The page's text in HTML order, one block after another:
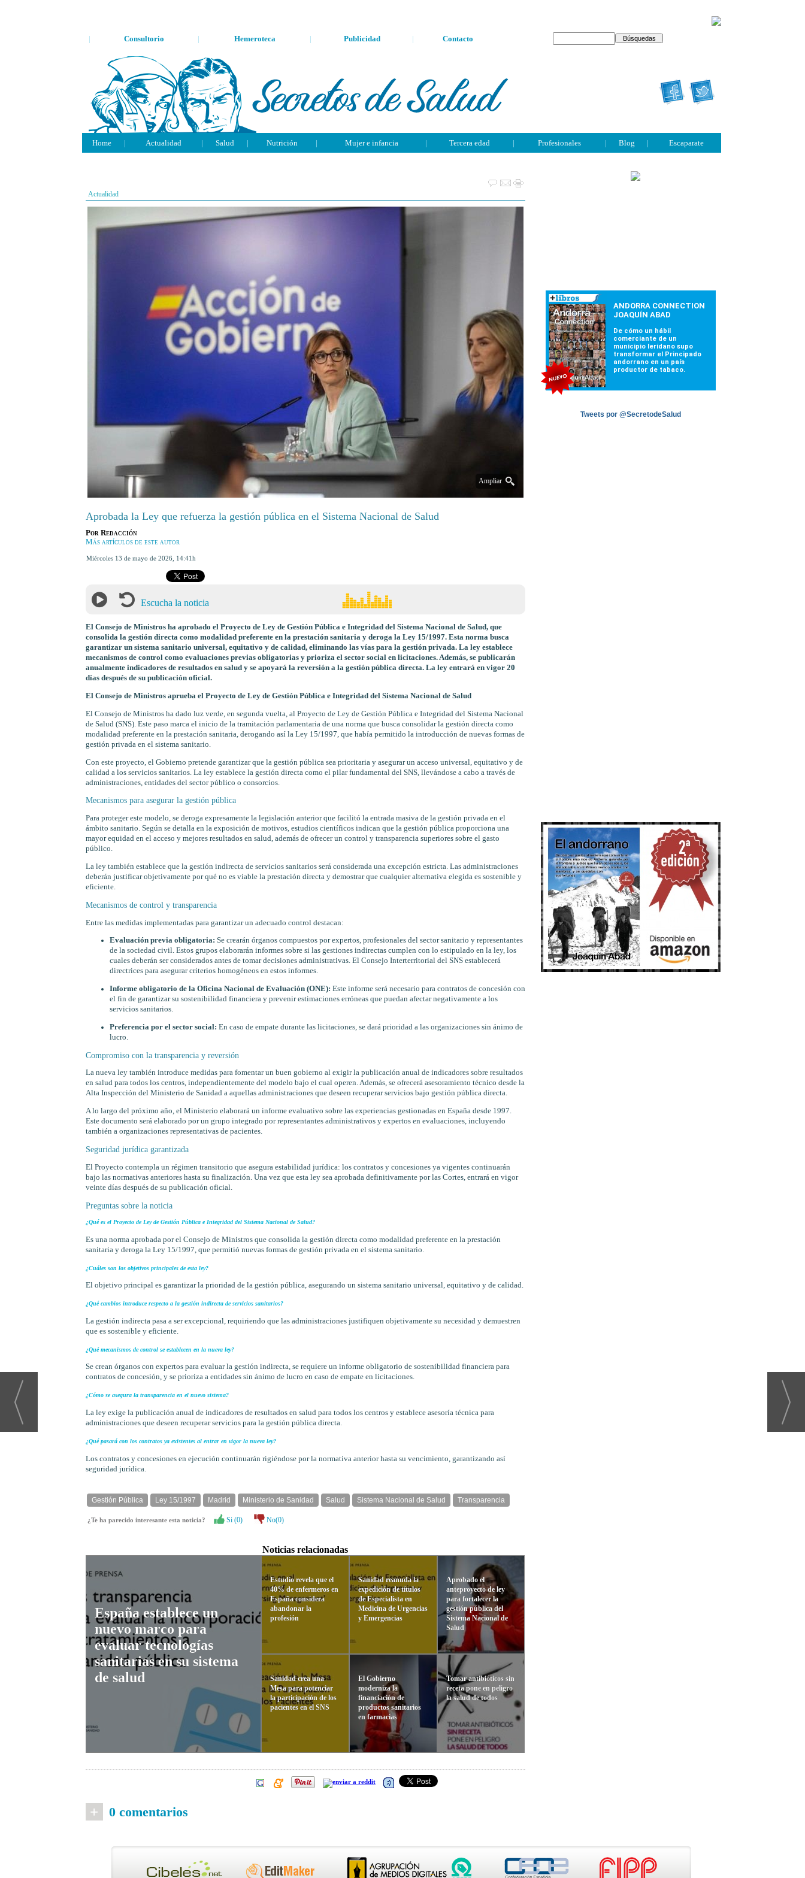
| Consultorio | Hemeroteca | Publicidad | Contacto
Home | Actualidad | Salud | Nutrición | Mujer e infancia | Tercera edad | Profesionales | Blog | Escaparate
Actualidad
Ampliar
Aprobada la Ley que refuerza la gestión pública en el Sistema Nacional de Salud
Por Redacción
Más artículos de este autor
miércoles 13 de mayo de 2026, 14:41h
Escucha la noticia
El Consejo de Ministros ha aprobado el Proyecto de Ley de Gestión Pública e Integridad del Sistema Nacional de Salud, que
consolida la gestión directa como modalidad preferente en la prestación sanitaria y deroga la Ley 15/1997. Esta norma busca
garantizar un sistema sanitario universal, equitativo y de calidad, eliminando las vías para la gestión privada. La ley establece
mecanismos de control como evaluaciones previas obligatorias y prioriza el sector social en licitaciones. Además, se publicarán
anualmente indicadores de resultados en salud y se apoyará la reversión a la gestión pública directa. La ley entrará en vigor 20
días después de su publicación oficial.
El Consejo de Ministros aprueba el Proyecto de Ley de Gestión Pública e Integridad del Sistema Nacional de Salud
El Consejo de Ministros ha dado luz verde, en segunda vuelta, al Proyecto de Ley de Gestión Pública e Integridad del Sistema Nacional
de Salud (SNS). Este paso marca el inicio de la tramitación parlamentaria de una norma que busca consolidar la gestión directa como
modalidad preferente en la prestación sanitaria, derogando así la Ley 15/1997, que había permitido la introducción de nuevas formas de
gestión privada en el sistema sanitario.
Con este proyecto, el Gobierno pretende garantizar que la gestión pública sea prioritaria y asegurar un acceso universal, equitativo y de
calidad a los servicios sanitarios. La ley establece la gestión directa como el pilar fundamental del SNS, llevándose a cabo a través de
administraciones, entidades del sector público o consorcios.
Mecanismos para asegurar la gestión pública
Para proteger este modelo, se deroga expresamente la legislación anterior que facilitó la entrada masiva de la gestión privada en el
ámbito sanitario. Según se detalla en la exposición de motivos, estudios científicos indican que la gestión pública proporciona una
mayor equidad en el acceso y mejores resultados en salud, además de ofrecer un control y transparencia superiores sobre el gasto
público.
La ley también establece que la gestión indirecta de servicios sanitarios será considerada una excepción estricta. Las administraciones
deberán justificar objetivamente por qué no es viable la prestación directa y demostrar que cualquier alternativa elegida es sostenible y
eficiente.
Mecanismos de control y transparencia
Entre las medidas implementadas para garantizar un adecuado control destacan:
Evaluación previa obligatoria: Se crearán órganos compuestos por expertos, profesionales del sector sanitario y representantes
de la sociedad civil. Estos grupos elaborarán informes sobre si las gestiones indirectas cumplen con lo estipulado en la ley, los
cuales deberán ser considerados antes de tomar decisiones administrativas. El Consejo Interterritorial del SNS establecerá
directrices para asegurar criterios homogéneos en estos informes.
Informe obligatorio de la Oficina Nacional de Evaluación (ONE): Este informe será necesario para contratos de concesión con
el fin de garantizar su sostenibilidad financiera y prevenir estimaciones erróneas que puedan afectar negativamente a los
servicios sanitarios.
Preferencia por el sector social: En caso de empate durante las licitaciones, se dará prioridad a las organizaciones sin ánimo de
lucro.
Compromiso con la transparencia y reversión
La nueva ley también introduce medidas para fomentar un buen gobierno al exigir la publicación anual de indicadores sobre resultados
en salud para todos los centros, independientemente del modelo bajo el cual operen. Además, se ofrecerá asesoramiento técnico desde la
Alta Inspección del Ministerio de Sanidad a aquellas administraciones que deseen recuperar servicios bajo gestión pública directa.
A lo largo del próximo año, el Ministerio elaborará un informe evaluativo sobre las experiencias gestionadas en España desde 1997.
Este documento será elaborado por un grupo integrado por representantes administrativos y expertos en evaluaciones, incluyendo
también a organizaciones representativas de pacientes.
Seguridad jurídica garantizada
El Proyecto contempla un régimen transitorio que asegura estabilidad jurídica: los contratos y concesiones ya vigentes continuarán
bajo las normativas anteriores hasta su finalización. Una vez que esta ley sea aprobada definitivamente por las Cortes, entrará en vigor
veinte días después de su publicación oficial.
Preguntas sobre la noticia
¿Qué es el Proyecto de Ley de Gestión Pública e Integridad del Sistema Nacional de Salud?
Es una norma aprobada por el Consejo de Ministros que consolida la gestión directa como modalidad preferente en la prestación
sanitaria y deroga la Ley 15/1997, que permitió nuevas formas de gestión privada en el sistema sanitario.
¿Cuáles son los objetivos principales de esta ley?
El objetivo principal es garantizar la prioridad de la gestión pública, asegurando un sistema sanitario universal, equitativo y de calidad.
¿Qué cambios introduce respecto a la gestión indirecta de servicios sanitarios?
La gestión indirecta pasa a ser excepcional, requiriendo que las administraciones justifiquen objetivamente su necesidad y demuestren
que es sostenible y eficiente.
¿Qué mecanismos de control se establecen en la nueva ley?
Se crean órganos con expertos para evaluar la gestión indirecta, se requiere un informe obligatorio de sostenibilidad financiera para
contratos de concesión, y se prioriza a entidades sin ánimo de lucro en caso de empate en licitaciones.
¿Cómo se asegura la transparencia en el nuevo sistema?
La ley exige la publicación anual de indicadores de resultados en salud para todos los centros y establece asesoría técnica para
administraciones que deseen recuperar servicios para la gestión pública directa.
¿Qué pasará con los contratos ya existentes al entrar en vigor la nueva ley?
Los contratos y concesiones en ejecución continuarán rigiéndose por la normativa anterior hasta su vencimiento, garantizando así
seguridad jurídica.
Gestión Pública Ley 15/1997 Madrid Ministerio de Sanidad Salud Sistema Nacional de Salud Transparencia
¿Te ha parecido interesante esta noticia? Si (0) No(0)
Noticias relacionadas
España establece un
nuevo marco para
evaluar tecnologías
sanitarias en su sistema
de salud
Estudio revela que el
40% de enfermeros en
España considera
abandonar la
profesión
Sanidad crea una
Mesa para potenciar
la participación de los
pacientes en el SNS
Sanidad reanuda la
expedición de títulos
de Especialista en
Medicina de Urgencias
y Emergencias
El Gobierno
moderniza la
financiación de
productos sanitarios
en farmacias
Aprobado el
anteproyecto de ley
para fortalecer la
gestión pública del
Sistema Nacional de
Salud
Tomar antibióticos sin
receta pone en peligro
la salud de todos
+ 0 comentarios
Tweets por @SecretodeSalud